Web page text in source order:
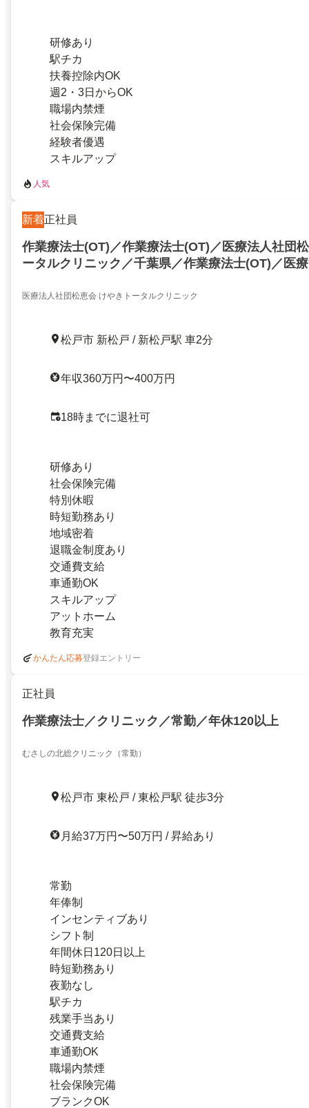
研修あり
駅チカ
扶養控除内OK
週2・3日からOK
職場内禁煙
社会保険完備
経験者優遇
スキルアップ
人気
新着正社員
作業療法士(OT)／作業療法士(OT)／医療法人社団
ータルクリニック／千葉県／作業療法士(OT)／医
医療法人社団松恵会 けやきトータルクリニック
松戸市 新松戸 / 新松戸駅 車2分
年収360万円〜400万円
18時までに退社可
研修あり
社会保険完備
特別休暇
時短勤務あり
地域密着
退職金制度あり
交通費支給
車通勤OK
スキルアップ
アットホーム
教育充実
かんたん応募登録エントリー
正社員
作業療法士／クリニック／常勤／年休120以上
むさしの北総クリニック（常勤）
松戸市 東松戸 / 東松戸駅 徒歩3分
月給37万円〜50万円 / 昇給あり
常勤
年俸制
インセンティブあり
シフト制
年間休日120日以上
時短勤務あり
夜勤なし
駅チカ
残業手当あり
交通費支給
車通勤OK
職場内禁煙
社会保険完備
ブランクOK